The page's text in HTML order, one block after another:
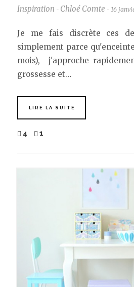
Inspiration - Chloé Comte - 16
Je me fais discrète ces
simplement parce
mois), j'approche
grossesse et…
LIRE LA SUITE
4 1